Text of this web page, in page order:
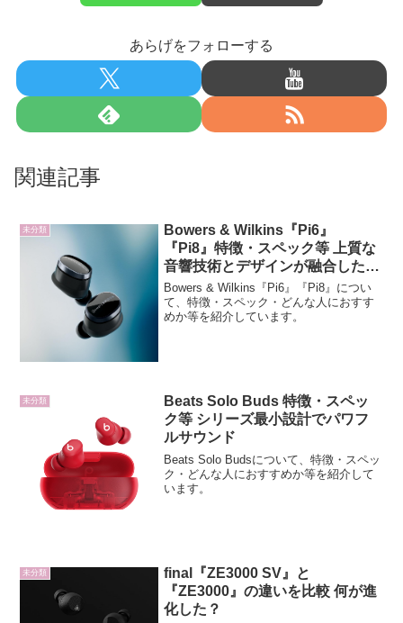
あらげをフォローする
関連記事
未分類
Bowers & Wilkins『Pi6』
『Pi8』特徴・スペック等 上質な
音響技術とデザインが融合したプ
レミアムモデル
Bowers & Wilkins『Pi6』『Pi8』につい
て、特徴・スペック・どんな人におすす
めか等を紹介しています。
未分類
Beats Solo Buds 特徴・スペッ
ク等 シリーズ最小設計でパワフ
ルサウンド
Beats Solo Budsについて、特徴・スペッ
ク・どんな人におすすめか等を紹介して
います。
未分類
final『ZE3000 SV』と
『ZE3000』の違いを比較 何が進
化した？